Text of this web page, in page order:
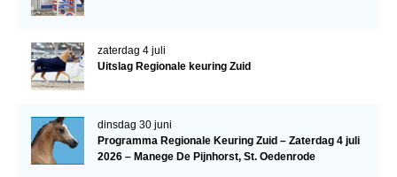
zaterdag 4 juli
Uitslag Regionale keuring Zuid
dinsdag 30 juni
Programma Regionale Keuring Zuid – Zaterdag 4 juli
2026 – Manege De Pijnhorst, St. Oedenrode